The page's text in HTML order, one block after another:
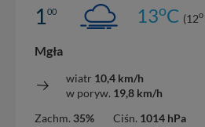
100 13oC (12o
Mgła
wiatr 10,4 km/h
w poryw. 19,8 km/h
Zachm. 35%
Ciśn. 1014 hPa